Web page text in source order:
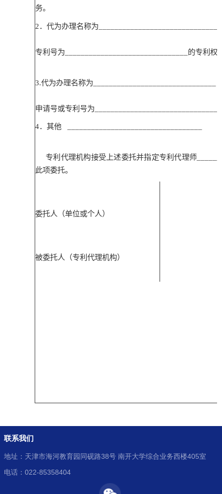
务。
2．代为办理名称为
专利号为 的专利权
3.代为办理名称为
申请号或专利号为
4．其他
专利代理机构接受上述委托并指定专利代理师
此项委托。
委托人（单位或个人）
被委托人（专利代理机构）
联系我们
地址：天津市海河教育园同砚路38号 南开大学综合业务西楼405室
电话：022-85358404